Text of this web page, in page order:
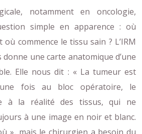
notamment en oncologie,
simple en apparence : où
commence le tissu sain ? L’IRM
une carte anatomique d’une
Elle nous dit : « La tumeur est
fois au bloc opératoire, le
à la réalité des tissus, qui ne
à une image en noir et blanc.